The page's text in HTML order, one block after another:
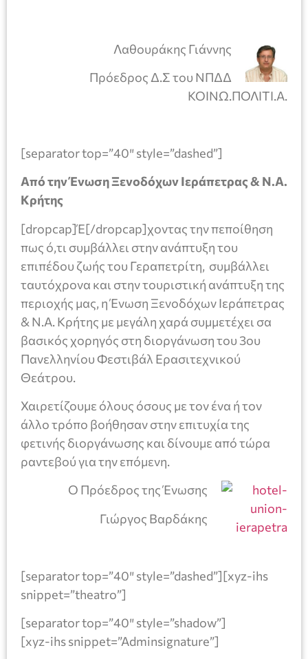
Λαθουράκης Γιάννης
Πρόεδρος Δ.Σ του ΝΠΔΔ
ΚΟΙΝΩ.ΠΟΛΙΤΙ.Α.
[separator top=”40″ style=”dashed”]
Από την Ένωση Ξενοδόχων Ιεράπετρας & Ν.Α.
Κρήτης
[dropcap]Έ[/dropcap]χοντας την πεποίθηση
πως ό,τι συμβάλλει στην ανάπτυξη του
επιπέδου ζωής του Γεραπετρίτη, συμβάλλει
ταυτόχρονα και στην τουριστική ανάπτυξη της
περιοχής μας, η Ένωση Ξενοδόχων Ιεράπετρας
& Ν.Α. Κρήτης με μεγάλη χαρά συμμετέχει σα
βασικός χορηγός στη διοργάνωση του 3ου
Πανελληνίου Φεστιβάλ Ερασιτεχνικού
Θεάτρου.
Χαιρετίζουμε όλους όσους με τον ένα ή τον
άλλο τρόπο βοήθησαν στην επιτυχία της
φετινής διοργάνωσης και δίνουμε από τώρα
ραντεβού για την επόμενη.
Ο Πρόεδρος της Ένωσης
Γιώργος Βαρδάκης
[separator top=”40″ style=”dashed”][xyz-ihs
snippet=”theatro”]
[separator top=”40″ style=”shadow”]
[xyz-ihs snippet=”Adminsignature”]